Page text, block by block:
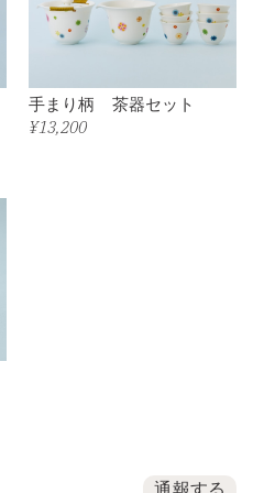
手まり柄 茶器セット
¥13,200
通報する